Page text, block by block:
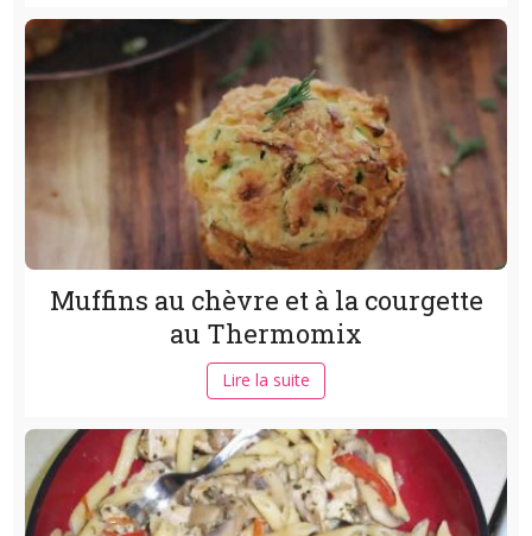
Muffins au chèvre et à la courgette
au Thermomix
Lire la suite